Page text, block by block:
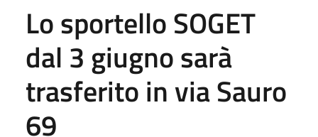
Lo sportello SOGET
dal 3 giugno sarà
trasferito in via Sauro
69